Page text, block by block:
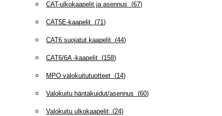
CAT-ulkokaapelit ja asennus (67)
CAT5E-kaapelit (71)
CAT6 suojatut kaapelit (44)
CAT6/6A -kaapelit (158)
MPO valokuitutuotteet (14)
Valokuitu häntäkuidut/asennus (60)
Valokuitu ulkokaapelit (24)